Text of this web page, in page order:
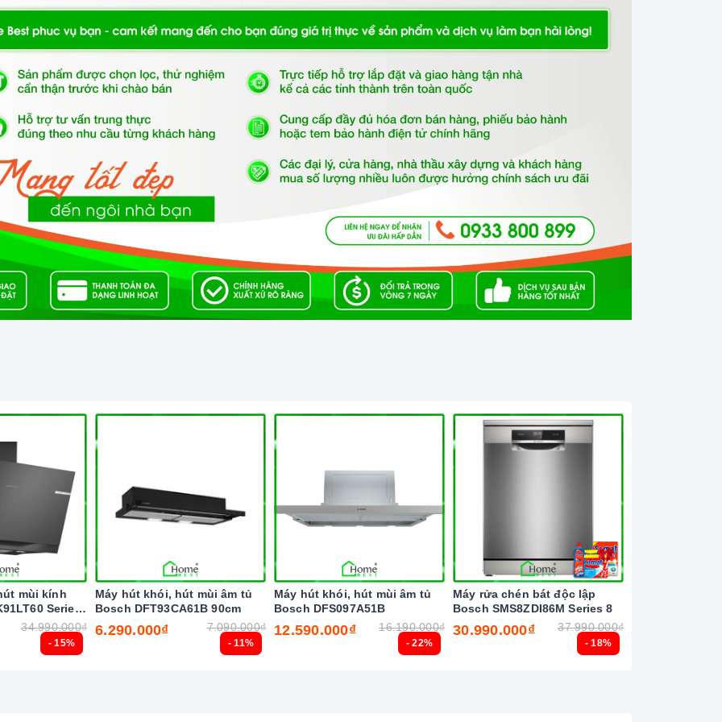
tác dụng chiếu sáng và làm cho công việc nấu ăn thêm
thời chức năng khử mùi bằng than hoạt tính sẽ giúp cho
này sẽ giúp máy có hiệu quả tới 100% và mùi sẽ được
hưởng đến sinh hoạt gia đình bạn. Tổng điện năng tiêu
đến 7 tiếng đồng hồ hoạt động của máy mới hết có 1 số
tính, bạn nên thay than từ 6 tháng đến 1 năm một lần
không nên để nước hoặc vật cứng lọt vào trong máy.
- 15%
mùi kính
Series
34.990.000₫
- 11%
Máy hút khói, hút mùi âm tủ
Bosch DFT93CA61B 90cm
6.290.000₫ 7.090.000₫
- 22%
Máy hút khói, hút mùi âm tủ
Bosch DFS097A51B
12.590.000₫ 16.190.000₫
- 18%
Máy rửa chén bát độc lập
Bosch SMS8ZDI86M Series 8
30.990.000₫ 37.990.000₫